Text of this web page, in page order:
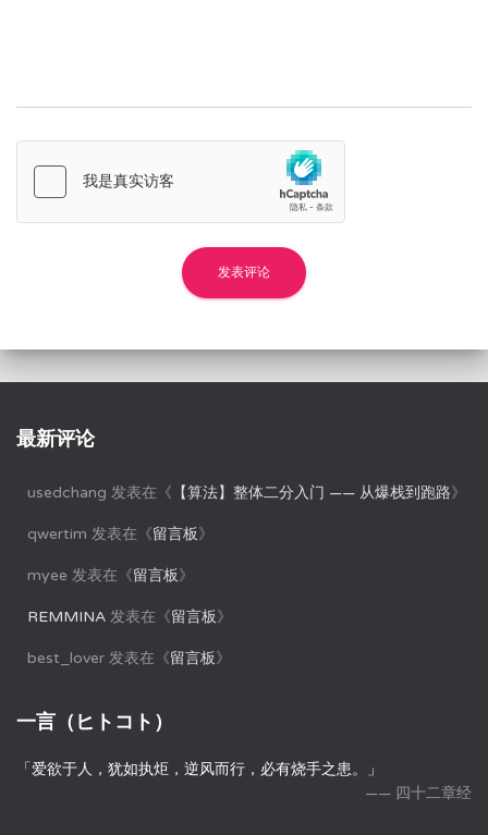
最新评论
usedchang 发表在《 【算法】整体二分入门 —— 从爆栈到跑路》
qwertim 发表在《留言板》
myee 发表在《留言板》
REMMINA 发表在《留言板》
best_lover 发表在《留言板》
一言（ヒトコト）
「爱欲于人，犹如执炬，逆风而行，必有烧手之患。」
—— 四十二章经